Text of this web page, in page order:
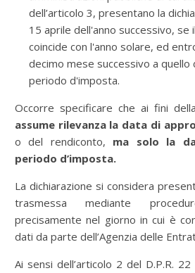
dell’articolo 3, presentano la
15 aprile dell'anno successivo,
coincide con l'anno solare, ed
decimo mese successivo a quello
periodo d'imposta.
Occorre specificare che ai fini
assume rilevanza la data di
o del rendiconto, ma solo la
periodo d’imposta.
La dichiarazione si considera
trasmessa mediante
precisamente nel giorno in cui è
dati da parte dell’Agenzia delle
Ai sensi dell’articolo 2 del D.P.R.